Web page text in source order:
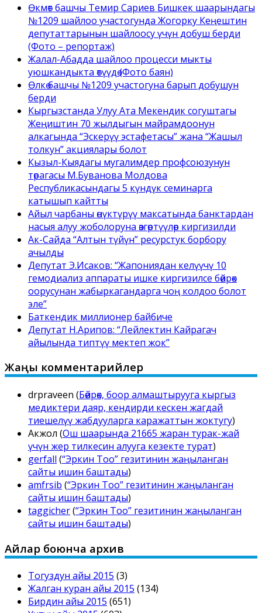
Өкмөт башчы Темир Сариев Бишкек шаарындагы
№1209 шайлоо участогунда Жогорку Кеңештин
депутаттарынын шайлоосу үчүн добуш берди
(Фото – репортаж)
Жалал-Абадда шайлоо процесси мыкты
уюшкандыкта өтүүдө (Фото баян)
Өлкө башчы №1209 участогуна барып добушун
берди
Кыргызстанда Улуу Ата Мекендик согуштагы
Жеңиштин 70 жылдыгын майрамдоонун
алкагында “Эскерүү эстафетасы” жана “Жашыл
толкун” акциялары болот
Кызыл-Кыядагы мугалимдер профсоюзунун
төрагасы М.Буванова Молдова
Республикасындагы 5 күндүк семинарга
катышып кайтты
Айыл чарбаны өнүктүрүү максатында банктардан
насыя алуу жоболоруна өзгөртүүлөр киргизилди
Ак-Сайда “Алтын түйүн” ресурстук борбору
ачылды
Депутат Э.Исаков: “Жапониядан келүүчү 10
гемодиализ аппараты ишке киргизилсе бөйрөк
оорусунан жабыркагандарга чоң колдоо болот
эле”
Баткендик миллионер байбиче
Депутат Н.Арипов: “Лейлектин Кайрагач
айылында типтүү мектеп жок”
Жаңы комментарийлер
drpraveen (Бөйрөк, боор алмаштырууга кыргыз
медиктери даяр, кендирди кескен жагдай
тиешелүү жабдууларга каражаттын жоктугу)
Акжол (Ош шаарында 21665 жаран турак-жай
үчүн жер тилкесин алууга кезекте турат)
gerfall (“Эркин Тоо” гезитинин жаңыланган
сайты ишин баштады)
amfrsib (“Эркин Тоо” гезитинин жаңыланган
сайты ишин баштады)
taggicher(“Эркин Тоо” гезитинин жаңыланган
сайты ишин баштады)
Айлар боюнча архив
Тогуздун айы 2015 (3)
Жалган куран айы 2015 (134)
Бирдин айы 2015 (651)